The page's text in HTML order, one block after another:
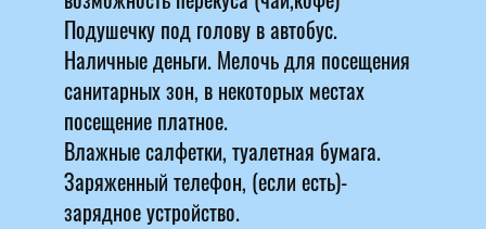
Подушечку под голову в автобус.
Наличные деньги. Мелочь для посещения
санитарных зон, в некоторых местах
посещение платное.
Влажные салфетки, туалетная бумага.
Заряженный телефон, (если есть)-
зарядное устройство.